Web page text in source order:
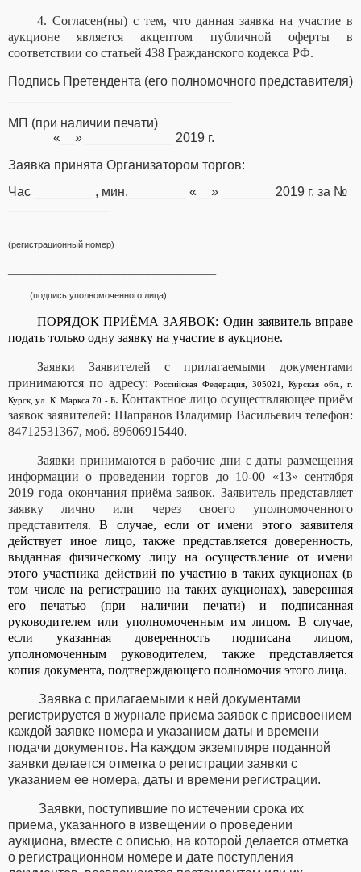
4. Согласен(ны) с тем, что данная заявка на участие в
аукционе является акцептом публичной оферты в
соответствии со статьей 438 Гражданского кодекса РФ.
Подпись Претендента (его полномочного представителя)
МП (при наличии печати)
«__» ____________ 2019 г.
Заявка принята Организатором торгов:
Час ________ , мин.________ «__» _______ 2019 г. за №
(регистрационный номер)
(подпись уполномоченного лица)
ПОРЯДОК ПРИЁМА ЗАЯВОК: Один заявитель вправе
подать только одну заявку на участие в аукционе.
Заявки Заявителей с прилагаемыми документами
принимаются по адресу:
Российская Федерация, 305021, Курская обл., г.
Курск, ул. К. Маркса 70 - Б. Контактное лицо осуществляющее приём
заявок заявителей: Шапранов Владимир Васильевич телефон:
84712531367, моб. 89606915440.
Заявки принимаются в рабочие дни с даты размещения
информации о проведении торгов до 10-00 «13» сентября
2019 года окончания приёма заявок. Заявитель представляет
заявку лично или через своего уполномоченного
представителя.В случае, если от имени этого заявителя
действует иное лицо, также представляется доверенность,
выданная физическому лицу на осуществление от имени
этого участника действий по участию в таких аукционах (в
том числе на регистрацию на таких аукционах), заверенная
его печатью (при наличии печати) и подписанная
руководителем или уполномоченным им лицом. В случае,
если указанная доверенность подписана лицом,
уполномоченным руководителем, также представляется
копия документа, подтверждающего полномочия этого лица.
Заявка с прилагаемыми к ней документами
регистрируется в журнале приема заявок с присвоением
каждой заявке номера и указанием даты и времени
подачи документов. На каждом экземпляре поданной
заявки делается отметка о регистрации заявки с
указанием ее номера, даты и времени регистрации.
Заявки, поступившие по истечении срока их
приема, указанного в извещении о проведении
аукциона, вместе с описью, на которой делается отметка
о регистрационном номере и дате поступления